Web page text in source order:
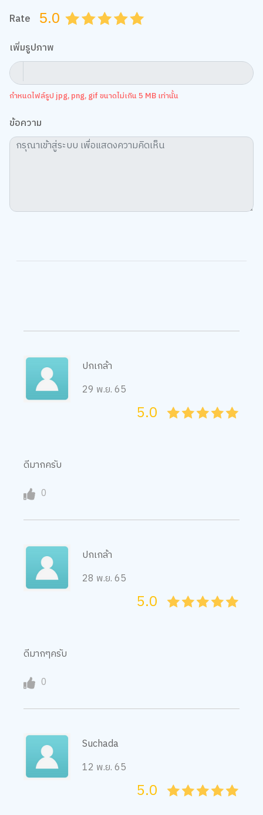
Rate 5.0 4.5
4.0
3.5
3.0
2.5
2.0
1.5
1.0
0.5
เพิ่มรูปภาพ
กำหนดไฟล์รูป jpg, png, gif ขนาดไม่เกิน 5 MB เท่านั้น
ข้อความ
ปกเกล้า
29 พ.ย. 65
45
4
35
3
25
2
15
1
05
5.0
ดีมากครับ
0
ปกเกล้า
28 พ.ย. 65
45
4
35
3
25
2
15
1
05
5.0
ดีมากๆครับ
0
Suchada
12 พ.ย. 65
45
4
35
3
25
2
15
1
05
5.0
We use cookies
We use cookies to improve your experience and performance on our
Preferences".
Change Preferences